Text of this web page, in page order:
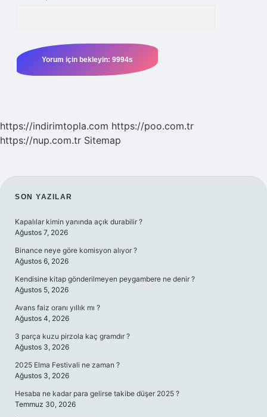
https://indirimtopla.com https://poo.com.tr
https://nup.com.tr Sitemap
SIDEBAR
SON YAZILAR
Kapalılar kimin yanında açık durabilir ?
Ağustos 7, 2026
Binance neye göre komisyon alıyor ?
Ağustos 6, 2026
Kendisine kitap gönderilmeyen peygambere ne denir ?
Ağustos 5, 2026
Avans faiz oranı yıllık mı ?
Ağustos 4, 2026
3 parça kuzu pirzola kaç gramdır ?
Ağustos 3, 2026
2025 Elma Festivali ne zaman ?
Ağustos 3, 2026
Hesaba ne kadar para gelirse takibe düşer 2025 ?
Temmuz 30, 2026